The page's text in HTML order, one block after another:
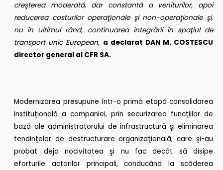
creşterea moderată, dar constantă a veniturilor, apoi
reducerea costurilor operaţionale şi non-operaţionale şi,
nu în ultimul rând, continuarea integrării în spaţiul de
transport unic European, a declarat DAN M. COSTESCU
director general al CFR SA.
Modernizarea presupune într-o primă etapă consolidarea
instituţională a companiei, prin securizarea funcţiilor de
bază ale administratorului de infrastructură şi eliminarea
tendinţelor de destructurare organizaţională, care şi-au
probat deja nocivitatea şi nu fac decât să disipe
eforturile actorilor principali, conducând la scăderea